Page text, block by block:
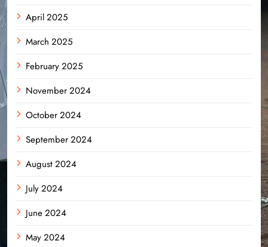
April 2025
March 2025
February 2025
November 2024
October 2024
September 2024
August 2024
July 2024
June 2024
May 2024